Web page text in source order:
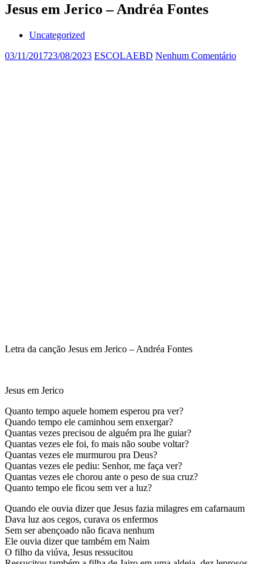
Jesus em Jerico – Andréa Fontes
Uncategorized
03/11/201723/08/2023 ESCOLAEBD Nenhum Comentário
Letra da canção Jesus em Jerico – Andréa Fontes
Jesus em Jerico
Quanto tempo aquele homem esperou pra ver?
Quando tempo ele caminhou sem enxergar?
Quantas vezes precisou de alguém pra lhe guiar?
Quantas vezes ele foi, fo mais não soube voltar?
Quantas vezes ele murmurou pra Deus?
Quantas vezes ele pediu: Senhor, me faça ver?
Quantas vezes ele chorou ante o peso de sua cruz?
Quanto tempo ele ficou sem ver a luz?
Quando ele ouvia dizer que Jesus fazia milagres em cafarnaum
Dava luz aos cegos, curava os enfermos
Sem ser abençoado não ficava nenhum
Ele ouvia dizer que também em Naim
O filho da viúva, Jesus ressucitou